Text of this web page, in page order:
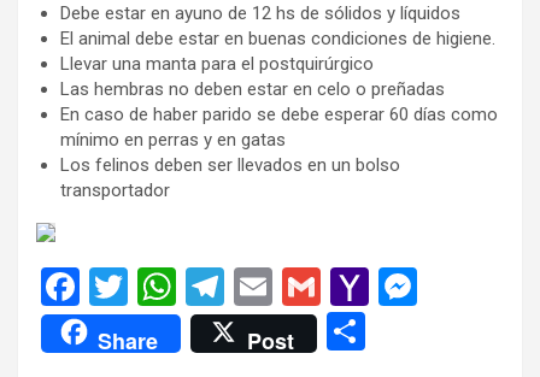
Debe estar en ayuno de 12 hs de sólidos y líquidos
El animal debe estar en buenas condiciones de higiene.
Llevar una manta para el postquirúrgico
Las hembras no deben estar en celo o preñadas
En caso de haber parido se debe esperar 60 días como
mínimo en perras y en gatas
Los felinos deben ser llevados en un bolso
transportador
F
a
ce
T
wi
tt
W
h
at
T
el
e
E
m
ail
G
m
ail
Y
Share Post